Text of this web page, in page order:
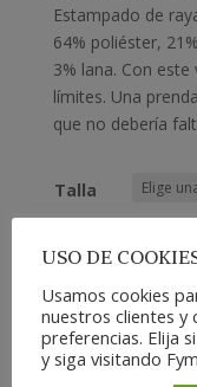
Estampado de
64% poliéster,
3% lana. Con
límites. Una
que no debería
Talla
Vestido
Vero
Moda
Plaza Añadir a lista
USO DE
Usamos cookies
nuestros clientes y
preferencias. Elija
y siga visitando